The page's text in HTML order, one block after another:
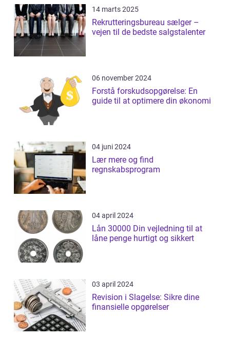
14 marts 2025
Rekrutteringsbureau sælger –
vejen til de bedste salgstalenter
06 november 2024
Forstå forskudsopgørelse: En
guide til at optimere din økonomi
04 juni 2024
Lær mere og find
regnskabsprogram
04 april 2024
Lån 30000 Din vejledning til at
låne penge hurtigt og sikkert
03 april 2024
Revision i Slagelse: Sikre dine
finansielle opgørelser